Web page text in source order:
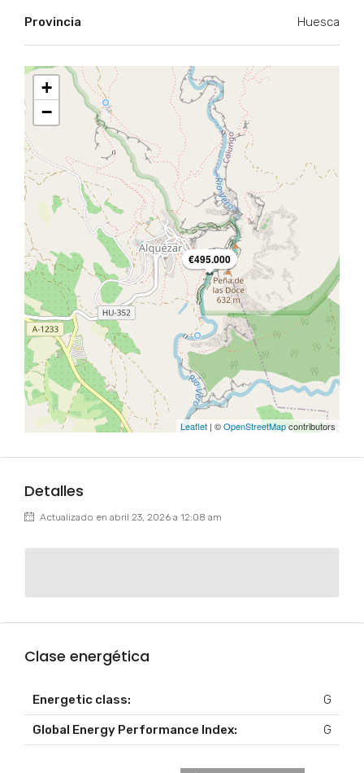
Provincia Huesca
€495.000
+
−
Leaflet | ©OpenStreetMapcontributors
Detalles
Actualizado en abril 23, 2026 a 12:08 am
Clase energética
Energetic class: G
Global Energy Performance Index: G